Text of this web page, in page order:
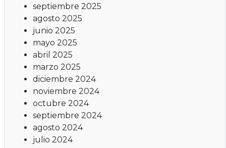
septiembre 2025
agosto 2025
junio 2025
mayo 2025
abril 2025
marzo 2025
diciembre 2024
noviembre 2024
octubre 2024
septiembre 2024
agosto 2024
julio 2024